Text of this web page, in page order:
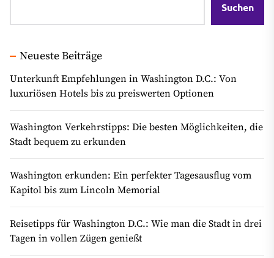
Suchen
Neueste Beiträge
Unterkunft Empfehlungen in Washington D.C.: Von
luxuriösen Hotels bis zu preiswerten Optionen
Washington Verkehrstipps: Die besten Möglichkeiten, die
Stadt bequem zu erkunden
Washington erkunden: Ein perfekter Tagesausflug vom
Kapitol bis zum Lincoln Memorial
Reisetipps für Washington D.C.: Wie man die Stadt in drei
Tagen in vollen Zügen genießt